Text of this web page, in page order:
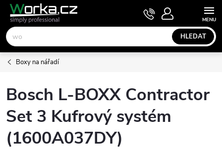
Přejít
obsah
HLEDAT
NÁKUPNÍ
KOŠÍK
Boxy na nářadí
Bosch L-BOXX Contractor
Set 3 Kufrový systém
(1600A037DY)